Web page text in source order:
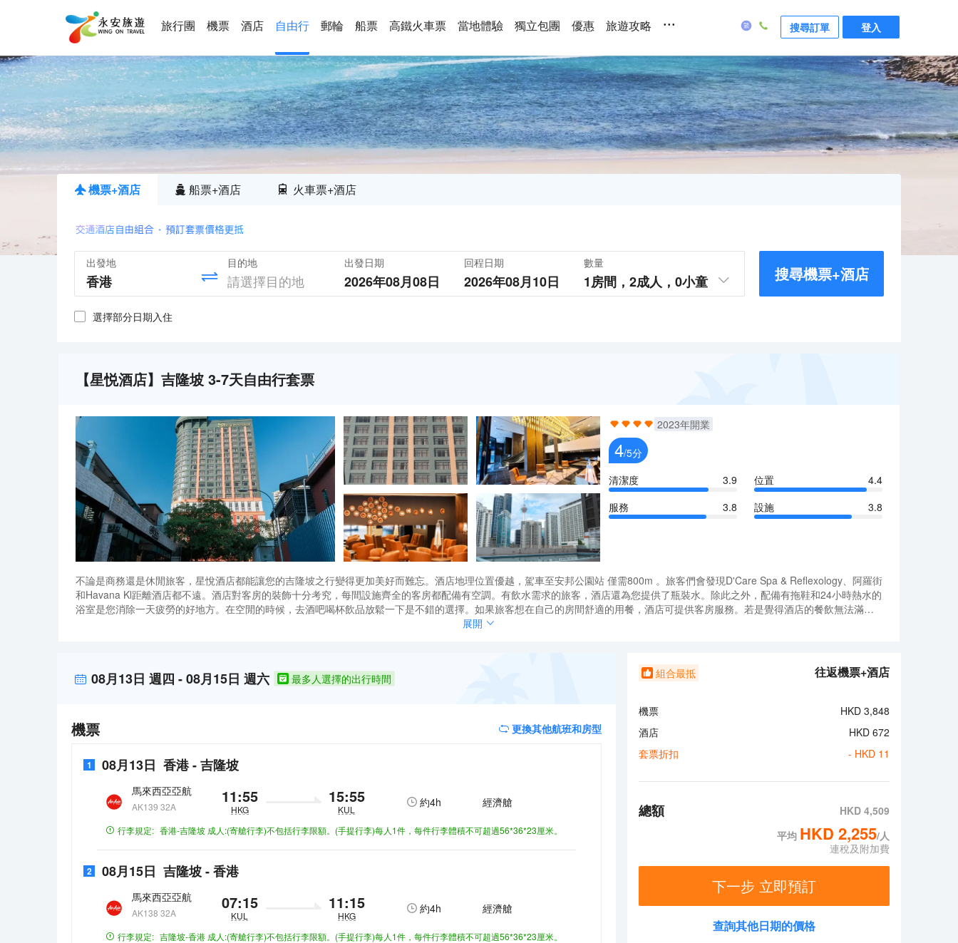
旅行團 機票 酒店 自由行 郵輪 船票 高鐵火車票 當地體驗 獨立包團 優惠 旅遊攻略 ... 搜尋訂單 登入
機票+酒店 船票+酒店 火車票+酒店
出發地 目的地 出發日期
2026年08月08日
回程日期
2026年08月10日
數量
1房間， 2成人， 0小童 搜尋機票+酒店
選擇部分日期入住
【星悦酒店】吉隆坡 3-7天自由行套票
2023年開業
4/5分
清潔度
3.9 位置
4.4
服務
3.8 設施 3.8
不論是商務還是休閒旅客，星悅酒店都能讓您的吉隆坡之行變得更加美好而難忘。酒店地理位置優越，駕車至安邦公園站 僅需800m 。旅客們會發現D'Care Spa & Reflexology、阿羅街
和Havana Kl距離酒店都不遠。酒店對客房的裝飾十分考究，每間設施齊全的客房都配備有空調。有飲水需求的旅客，酒店還為您提供了瓶裝水。除此之外，配備有拖鞋和24小時熱水的
浴室是您消除一天疲勞的好地方。在空閒的時候，去酒吧喝杯飲品放鬆一下是不錯的選擇。如果旅客想在自己的房間舒適的用餐，酒店可提供客房服務。若是覺得酒店的餐飲無法滿足
您挑剔的味蕾，附近香蘭葉（麪包甜點）的香蘭葉蛋奶煎糕、Nobu（日本料理）的Black Cod With Miso和Restoran Rebung Chef Ismail（東南亞菜）的亞參叻沙或許能勾起您的食
不論是商務還是休閒旅客，星悅酒店都能讓您的吉隆坡之行變得更加美好而難忘。酒店地理位置優越，駕車至安邦公園站 僅需800m 。旅客們會發現D'Care Spa & Reflexology、阿羅街
您挑剔的味蕾，附近香蘭葉（麪包甜點）的香蘭葉蛋奶煎糕、Nobu（日本料理）的Black Cod With Miso和Restoran Rebung Chef Ismail（東南亞菜）的亞參叻沙或許能勾起您的食
慾。酒店種類繁多的休閒設施能為每一位下榻於此的您創造多元化的休閒空間，這其中包括按摩室和室外泳池。酒店的會議廳將熱情的服務與專業的素質完美地結合在一起。客人如需
展開
08月13日 週四 -08月15日 週六 最多人選擇的出行時間
機票 更換其他航班和房型
1 08月13日 香港-吉隆坡
馬來西亞亞航
AK139 32A
11:55
HKG
15:55
KUL 約4h 經濟艙
行李規定: 香港-吉隆坡 成人:(寄艙行李)不包括行李限額。(手提行李)每人1件，每件行李體積不可超過56*36*23厘米。
2 08月15日 吉隆坡-香港
馬來西亞亞航
AK138 32A
07:15
KUL
11:15
HKG 約4h 經濟艙
行李規定: 吉隆坡-香港 成人:(寄艙行李)不包括行李限額。(手提行李)每人1件，每件行李體積不可超過56*36*23厘米。
組合最抵 往返機票+酒店
機票 HKD 3,848
酒店
HKD 672
套票折扣
- HKD 11
總額 HKD 4,509
平均 HKD 2,255/人
連稅及附加費
下一步 立即預訂
查詢其他日期的價格